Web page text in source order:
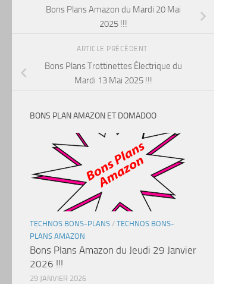
Bons Plans Amazon du Mardi 20 Mai
2025 !!!
ARTICLE PRÉCÉDENT
Bons Plans Trottinettes Électrique du
Mardi 13 Mai 2025 !!!
BONS PLAN AMAZON ET DOMADOO
TECHNOS BONS-PLANS / TECHNOS BONS-
PLANS AMAZON
Bons Plans Amazon du Jeudi 29 Janvier
2026 !!!
29 JANVIER 2026